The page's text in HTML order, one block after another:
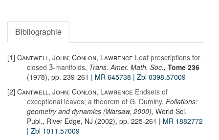
Bibliographie
[1] Cantwell, John; Conlon, Lawrence Leaf prescriptions for
closed 3-manifolds, Trans. Amer. Math. Soc., Tome 236
(1978), pp. 239-261 | MR 645738 | Zbl 0398.57009
[2] Cantwell, John; Conlon, Lawrence Endsets of
exceptional leaves; a theorem of G. Duminy, Foliations:
geometry and dynamics (Warsaw, 2000), World Sci.
Publ., River Edge, NJ (2002), pp. 225-261 | MR 1882772
| Zbl 1011.57009